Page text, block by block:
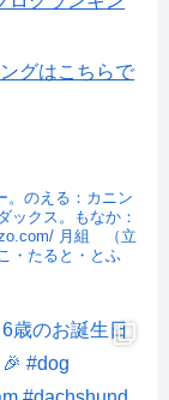
グはこちらで
。のえる：カニン
ックス。もなか：
月組 （立
・たると・とふ